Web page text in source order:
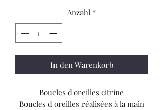
Anzahl *
In den Warenkorb
Boucles d'oreilles citrine
Boucles d'oreilles réalisées à la main